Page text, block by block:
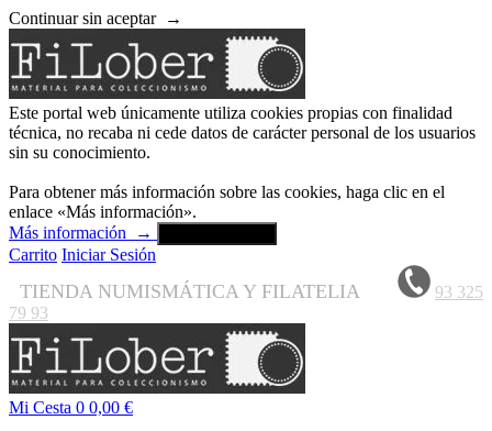
Continuar sin aceptar →
Este portal web únicamente utiliza cookies propias con finalidad
técnica, no recaba ni cede datos de carácter personal de los usuarios
sin su conocimiento.
Para obtener más información sobre las cookies, haga clic en el
enlace «Más información».
Más información
→
Carrito Iniciar Sesión
TIENDA NUMISMÁTICA Y FILATELIA
93 325
79 93
Mi Cesta 0 0,00 €